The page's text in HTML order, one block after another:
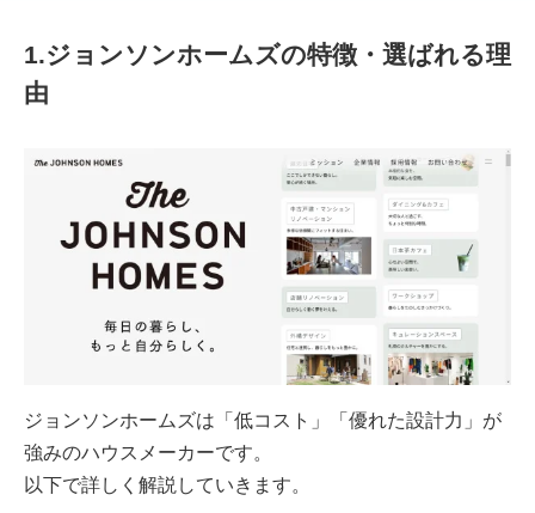
1.ジョンソンホームズの特徴・選ばれる理
由
ジョンソンホームズは「低コスト」「優れた設計力」が
強みのハウスメーカーです。
以下で詳しく解説していきます。